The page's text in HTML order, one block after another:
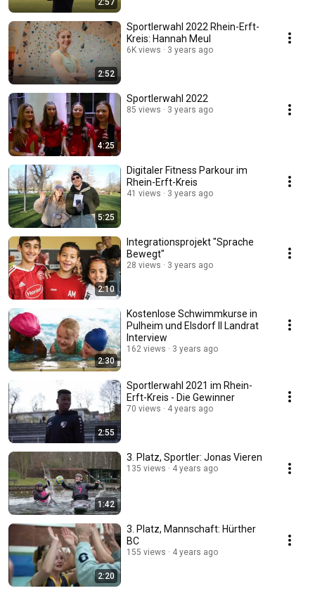
2:57
2:52
Sportlerwahl 2022 Rhein-Erft-
Kreis: Hannah Meul
6K views 3 years ago
4:25
Sportlerwahl 2022
85 views 3 years ago
5:25
Digitaler Fitness Parkour im
Rhein-Erft-Kreis
41 views 3 years ago
2:10
Integrationsprojekt "Sprache
Bewegt"
28 views 3 years ago
2:30
Kostenlose Schwimmkurse in
Pulheim und Elsdorf II Landrat
Interview
162 views 3 years ago
2:55
Sportlerwahl 2021 im Rhein-
Erft-Kreis - Die Gewinner
70 views 4 years ago
1:42
3. Platz, Sportler: Jonas Vieren
135 views 4 years ago
2:20
3. Platz, Mannschaft: Hürther
BC
155 views 4 years ago